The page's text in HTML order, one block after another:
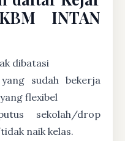
INTAN
dibatasi
sudah bekerja
flexibel
sekolah/drop
naik kelas.